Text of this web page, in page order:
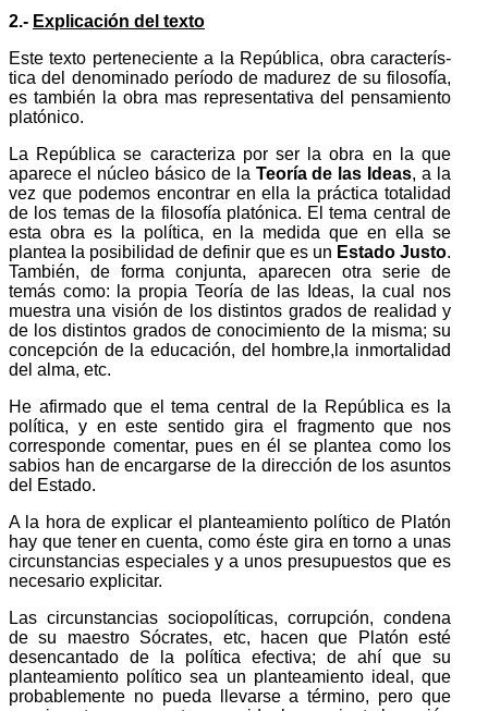
2.- Explicación del texto
Este texto perteneciente a la República, obra caracterís­
tica del deno­minado período de madurez de su filosofía,
es también la obra mas representativa del pensamiento
platónico.
La República se caracteriza por ser la obra en la que
aparece el núcleo básico de la Teoríade las Ideas, a la
vez que podemos encontrar en ella la práctica totalidad
de los temas de la filosofía platónica. El tema central de
esta obra es la política, en la medida que en ella se
plantea la posibi­lidad de definir que es un Estado Justo.
También, de forma conjun­ta, aparecen otra serie de
temás como: la propia Teoría de las Ideas, la cual nos
muestra una visión de los distintos grados de realidad y
de los distintos grados de conocimiento de la misma; su
concepción de la educación, del hombre,la inmorta­lidad
del alma, etc.
He afirmado que el tema central de la República es la
política, y en este sentido gira el fragmento que nos
corres­ponde comentar, pues en él se plantea como los
sabios han de encargarse de la dirección de los asuntos
del Estado.
A la hora de explicar el planteamiento político de Platón
hay que tener en cuenta, como éste gira en torno a unas
cir­cuns­tancias especiales y a unos presupuestos que es
necesario explicitar.
Las circunstancias sociopolíticas, corrupción, condena
de su maestro Sócrates, etc, hacen que Platón esté
desencantado de la política efectiva; de ahí que su
planteamiento político sea un planteamiento ideal, que
probablemente no pueda llevar­se a término, pero que